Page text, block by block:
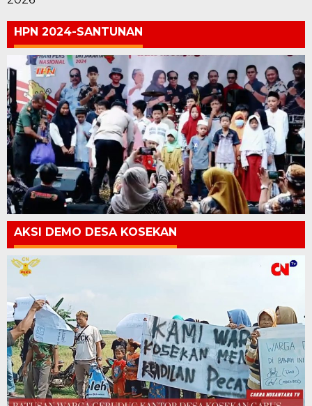
HPN 2024-SANTUNAN
AKSI DEMO DESA KOSEKAN